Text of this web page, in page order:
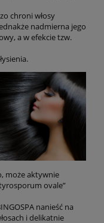
chroni włosy
nadmierna jego
a w efekcie tzw.
może aktywnie
ovale”
nanieść na
i delikatnie